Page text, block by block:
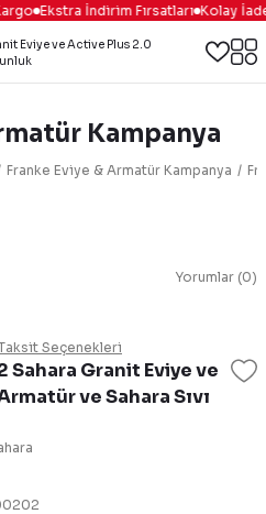
Ekstra İndirim Fırsatları Kolay İade
Kampanya
Franke Eviye & Armatür Kampanya
Yorumlar (0)
Sahara Granit Eviye ve
ve Sahara Sıvı
Seçenekleri